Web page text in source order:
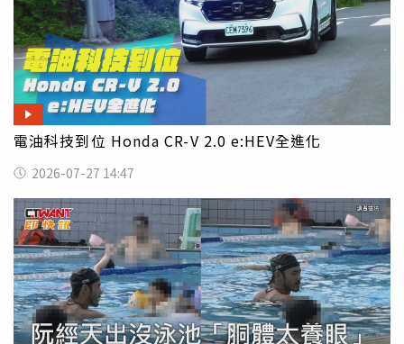
電油科技到位 Honda CR-V 2.0 e:HEV全進化
2026-07-27 14:47